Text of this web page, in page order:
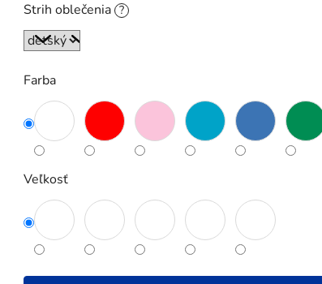
z
5
Strih oblečenia ?
Farba
Veľkosť